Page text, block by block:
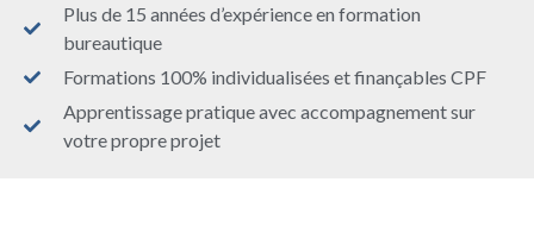
Plus de 15 années d’expérience en formation
bureautique
Formations 100% individualisées et finançables CPF
Apprentissage pratique avec accompagnement sur
votre propre projet